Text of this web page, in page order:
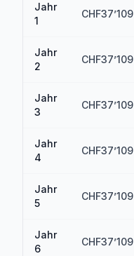
Jahr
1
CHF37’109
Jahr
2
CHF37’109
Jahr
3
CHF37’109
Jahr
4
CHF37’109
Jahr
5
CHF37’109
Jahr
6
CHF37’109